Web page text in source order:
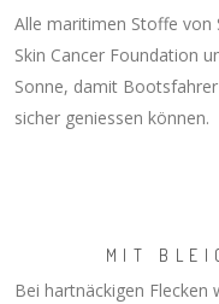
Alle maritimen Stoffe von
Skin Cancer Foundation
Sonne, damit
sicher geniessen können.
MIT
Bei hartnäckigen